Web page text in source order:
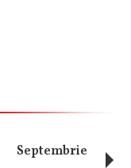
Septembrie